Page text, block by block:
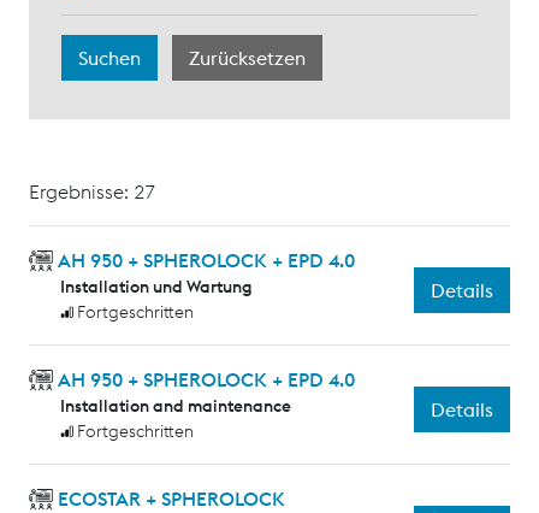
Ergebnisse: 27
AH 950 + SPHEROLOCK + EPD 4.0
Installation und Wartung
Fortgeschritten
Details
AH 950 + SPHEROLOCK + EPD 4.0
Installation and maintenance
Fortgeschritten
Details
ECOSTAR + SPHEROLOCK